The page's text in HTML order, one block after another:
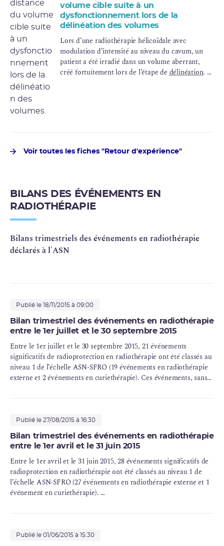
volume cible suite à un
dysfonctionnement lors de la
délinéation des volumes
Lors d’une radiothérapie hélicoïdale avec
modulation d’intensité au niveau du cavum, un
patient a été irradié dans un volume aberrant,
créé fortuitement lors de l’étape de délinéation.
Voir toutes les fiches "Retour d'expérience"
BILANS DES ÉVÉNEMENTS EN
RADIOTHÉRAPIE
Bilans trimestriels des événements en radiothérapie
déclarés à l'ASN
Publié le 18/11/2015 à 09:00
Bilan trimestriel des événements en radiothérapie
entre le 1er juillet et le 30 septembre 2015
Entre le 1er juillet et le 30 septembre 2015, 21 événements
significatifs de radioprotection en radiothérapie ont été classés au
niveau 1 de l’échelle ASN-SFRO (19 événements en radiothérapie
externe et 2 événements en curiethérapie). Ces événements, sans
Publié le 27/08/2015 à 16:30
Bilan trimestriel des événements en radiothérapie
entre le 1er avril et le 31 juin 2015
Entre le 1er avril et le 31 juin 2015, 28 événements significatifs de
radioprotection en radiothérapie ont été classés au niveau 1 de
l’échelle ASN-SFRO (27 événements en radiothérapie externe et 1
événement en curiethérapie).
Publié le 01/06/2015 à 15:30